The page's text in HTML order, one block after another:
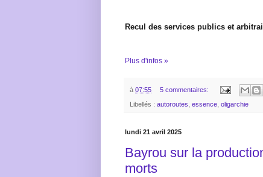
Recul des services publics et
Plus d'infos »
à 07:55 5 commentaires:
Libellés : autoroutes essence oligarchie
lundi 21 avril 2025
Bayrou sur la
morts